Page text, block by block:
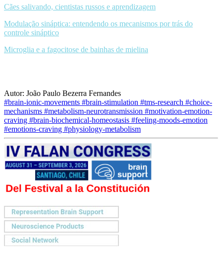
Cães salivando, cientistas russos e aprendizagem
Modulação sináptica: entendendo os mecanismos por trás do
controle sináptico
Microglia e a fagocitose de bainhas de mielina
Autor: João Paulo Bezerra Fernandes
#brain-ionic-movements #brain-stimulation #tms-research #choice-
mechanisms #metabolism-neurotransmission #motivation-emotion-
craving #brain-biochemical-homeostasis #feeling-moods-emotion
#emotions-craving #physiology-metabolism